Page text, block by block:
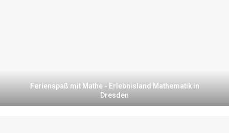
Ferienspaß mit Mathe - Erlebnisland Mathematik in
Dresden